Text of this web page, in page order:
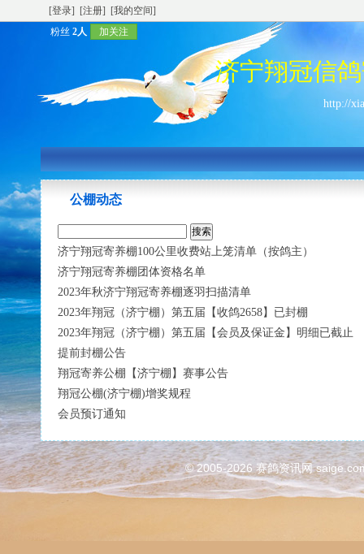
[登录] [注册]
[我的空间]
粉丝 2人 加关注
济宁翔冠信
http://
公棚动态
济宁翔冠寄养棚100公里收费站上笼清单（按鸽主）
济宁翔冠寄养棚团体资格名单
2023年秋济宁翔冠寄养棚逐羽扫描清单
2023年翔冠（济宁棚）第五届【收鸽2658】已封棚
2023年翔冠（济宁棚）第五届【会员及保证金】明细已截止
提前封棚公告
翔冠寄养公棚【济宁棚】赛事公告
翔冠公棚(济宁棚)增奖规程
会员预订通知
© 2005-2026赛鸽资讯网